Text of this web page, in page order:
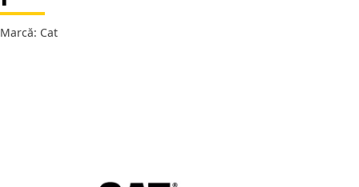
Marcă: Cat